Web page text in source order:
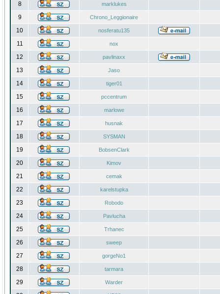
8 marklukes
9 Chrono_Leggionaire
10 nosferatu135
11 nox
12 pavlinaxx
13 Jaso
14 tiger01
15 pccentrum
16 marlowe
17 husnak
18 SYSMAN
19 BobsenClark
20 Kimov
21 cemak
22 karelstupka
23 Robodo
24 Pavlucha
25 Trhanec
26 sweep
27 gorgeNo1
28 tarmara
29 Warder